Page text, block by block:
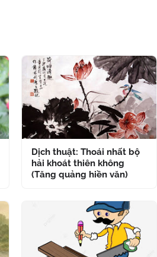
Dịch thuật: Thoái nhất bộ
hải khoát thiên không
(Tăng quảng hiền văn)